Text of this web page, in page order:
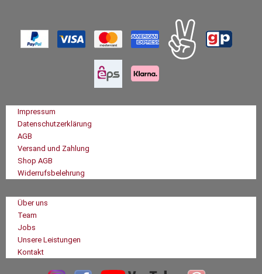
Impressum
Datenschutzerklärung
AGB
Versand und Zahlung
Shop AGB
Widerrufsbelehrung
Über uns
Team
Jobs
Unsere Leistungen
Kontakt